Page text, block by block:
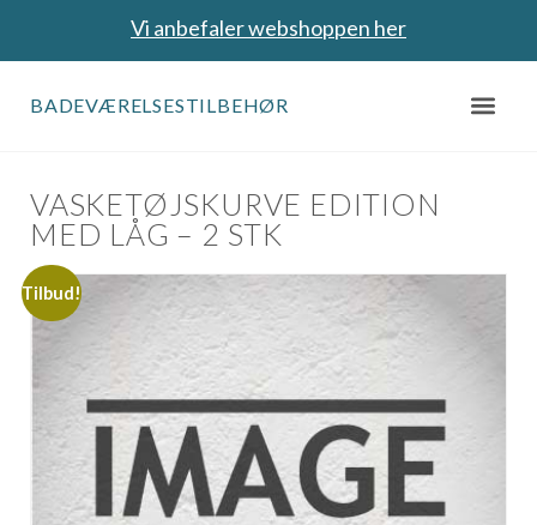
Vi anbefaler webshoppen her
BADEVÆRELSESTILBEHØR
VASKETØJSKURVE EDITION
MED LÅG – 2 STK
Tilbud!